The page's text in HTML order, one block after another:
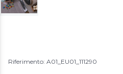
Riferimento: A01_EU01_111290